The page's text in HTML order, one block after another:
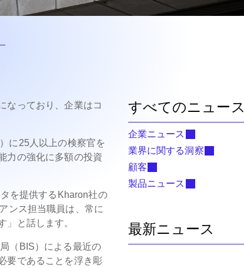
なっており、企業はコ
に25人以上の検察官を
力の強化に多額の投資
を提供するKharon社の
ンス担当職員は、常に
と話します。
（BIS）による最近の
要であることを浮き彫
すべてのニュース
企業ニュース
業界に関する洞察
顧客
製品ニュース
最新ニュース